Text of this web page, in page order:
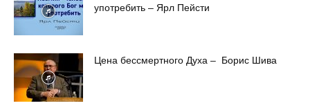
употребить – Ярл Пейсти
Цена бессмертного Духа – Борис Шива